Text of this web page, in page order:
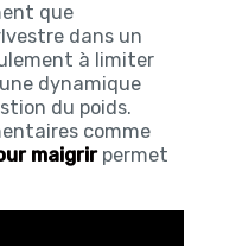
que
dans un
à limiter
dynamique
du poids.
comme
maigrirpermet